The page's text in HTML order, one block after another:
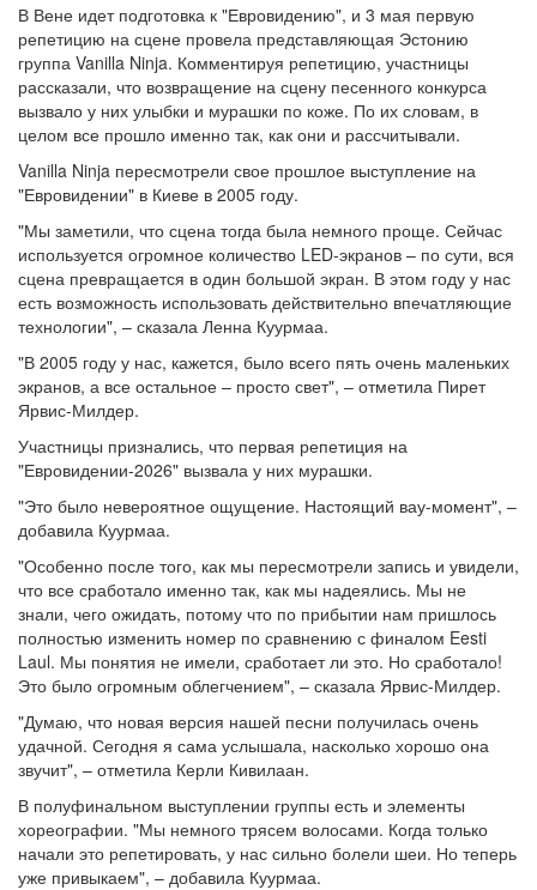
В Вене идет подготовка к "Евровидению", и 3 мая первую
репетицию на сцене провела представляющая Эстонию
группа Vanilla Ninja. Комментируя репетицию, участницы
рассказали, что возвращение на сцену песенного конкурса
вызвало у них улыбки и мурашки по коже. По их словам, в
целом все прошло именно так, как они и рассчитывали.
Vanilla Ninja пересмотрели свое прошлое выступление на
"Евровидении" в Киеве в 2005 году.
"Мы заметили, что сцена тогда была немного проще. Сейчас
используется огромное количество LED-экранов – по сути, вся
сцена превращается в один большой экран. В этом году у нас
есть возможность использовать действительно впечатляющие
технологии", – сказала Ленна Куурмаа.
"В 2005 году у нас, кажется, было всего пять очень маленьких
экранов, а все остальное – просто свет", – отметила Пирет
Ярвис-Милдер.
Участницы признались, что первая репетиция на
"Евровидении-2026" вызвала у них мурашки.
"Это было невероятное ощущение. Настоящий вау-момент", –
добавила Куурмаа.
"Особенно после того, как мы пересмотрели запись и увидели,
что все сработало именно так, как мы надеялись. Мы не
знали, чего ожидать, потому что по прибытии нам пришлось
полностью изменить номер по сравнению с финалом Eesti
Laul. Мы понятия не имели, сработает ли это. Но сработало!
Это было огромным облегчением", – сказала Ярвис-Милдер.
"Думаю, что новая версия нашей песни получилась очень
удачной. Сегодня я сама услышала, насколько хорошо она
звучит", – отметила Керли Кивилаан.
В полуфинальном выступлении группы есть и элементы
хореографии. "Мы немного трясем волосами. Когда только
начали это репетировать, у нас сильно болели шеи. Но теперь
уже привыкаем", – добавила Куурмаа.